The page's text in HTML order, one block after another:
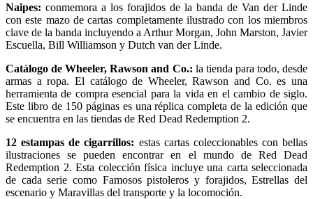
Naipes: conmemora a los forajidos de la banda de Van der Linde
con este mazo de cartas completamente ilustrado con los miembros
clave de la banda incluyendo a Arthur Morgan, John Marston, Javier
Escuella, Bill Williamson y Dutch van der Linde.
Catálogo de Wheeler, Rawson and Co.: la tienda para todo, desde
armas a ropa. El catálogo de Wheeler, Rawson and Co. es una
herramienta de compra esencial para la vida en el cambio de siglo.
Este libro de 150 páginas es una réplica completa de la edición que
se encuentra en las tiendas de Red Dead Redemption 2.
12 estampas de cigarrillos: estas cartas coleccionables con bellas
ilustraciones se pueden encontrar en el mundo de Red Dead
Redemption 2. Esta colección física incluye una carta seleccionada
de cada serie como Famosos pistoleros y forajidos, Estrellas del
escenario y Maravillas del transporte y la locomoción.